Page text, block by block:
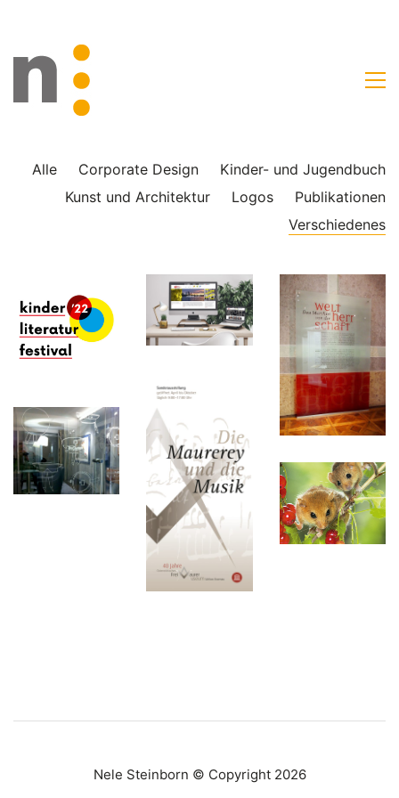
Alle Corporate Design
Kinder- und Jugendbuch
Kunst und Architektur
Logos
Publikationen
Verschiedenes
Nele Steinborn © Copyright 2026